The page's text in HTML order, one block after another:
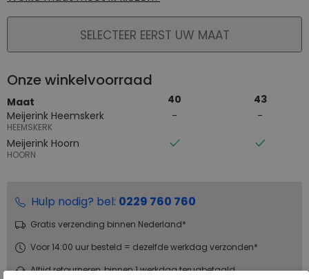
PLAATS IN WINKELMAND
SELECTEER EERST UW MAAT
Onze winkelvoorraad
Maat 40
43
Meijerink Heemskerk
HEEMSKERK
Meijerink Hoorn
HOORN
Hulp nodig? bel: 0229 760 760
Gratis verzending binnen Nederland*
Voor 14:00 uur besteld = dezelfde werkdag verzonden*
Altijd retourneren, binnen 1 werkdag terugbetaald